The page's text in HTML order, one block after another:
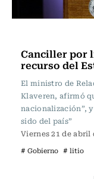
Canciller por
recurso del
El ministro de
Klaveren, afirmó
nacionalización”,
sido del país”
Viernes 21 de abril
# Gobierno # litio